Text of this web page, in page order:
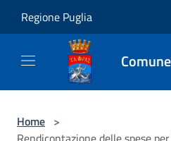
Regione Puglia
Home >